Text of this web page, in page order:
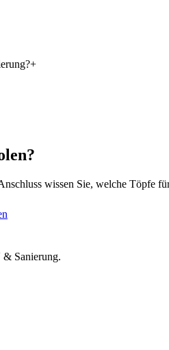
+
wissen Sie, welche Töpfe
& Sanierung.